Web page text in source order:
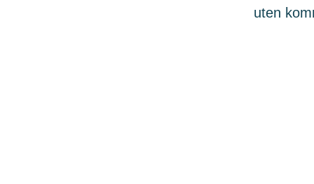
uten